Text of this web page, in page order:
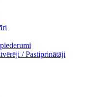
/ Pastiprinātāji